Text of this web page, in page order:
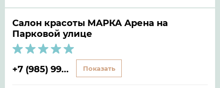
Салон красоты МАРКА Арена на
Парковой улице
+7 (985) 99... Показать